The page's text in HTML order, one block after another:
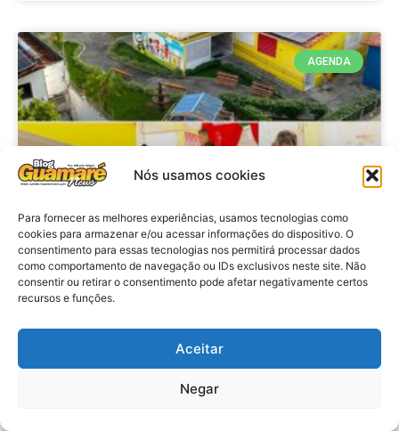
Nós usamos cookies
Para fornecer as melhores experiências, usamos tecnologias como
cookies para armazenar e/ou acessar informações do dispositivo. O
consentimento para essas tecnologias nos permitirá processar dados
como comportamento de navegação ou IDs exclusivos neste site. Não
consentir ou retirar o consentimento pode afetar negativamente certos
recursos e funções.
Aceitar
Negar
AGENDA
Agenda: 10ª Mostra Pedagógica
da Casa Durval Paiva acontecerá
nesta quarta-feira (29)